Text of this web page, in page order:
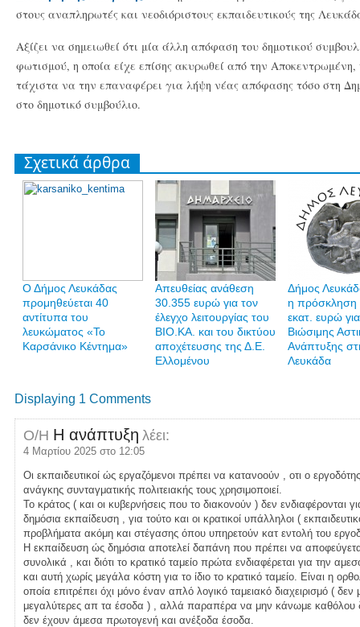
στους αναπληρωτές και νεοδιόριστους εκπαιδευτικούς της
Αξίζει να σημειωθεί ότι μία άλλη απόφαση του δημοτικού
φωτισμού, η οποία είχε επίσης ακυρωθεί από την
τάχιστα να την επαναφέρει για λήψη νέας απόφασης τόσο στη
στο δημοτικό συμβούλιο.
Σχετικά άρθρα
Ο Δήμος Λευκάδας
προμηθεύεται 40
αντίτυπα του
λευκώματος «Το
Καρσάνικο Κέντημα»
Απευθείας ανάθεση
30.355 ευρώ για τον
έλεγχο λειτουργίας του
ΒΙΟ.ΚΑ. και του δικτύου
αποχέτευσης της Δ.Ε.
Ελλομένου
Δήμος
η πρόσκληση
εκατ. ευρώ
Βιώσιμης
Ανάπτυξης
Λευκάδα
Displaying 1 Comments
Ο/Η Η ανάπτυξη λέει:
4 Μαρτίου 2025 στο 12:05
Οι εκπαιδευτικοί ώς εργαζόμενοι πρέπει να κατανοούν , οτι ο
ανάγκης συνταγματικής πολιτειακής τους χρησιμοποιεί.
Το κράτος ( και οι κυβερνήσεις που το διακονούν ) δεν
δημόσια εκπαίδευση , για τούτο και οι κρατικοί υπάλληλοι (
προβλήματα ακόμη και στέγασης όπου υπηρετούν κατ εντολή του
Η εκπαίδευση ώς δημόσια αποτελεί δαπάνη που πρέπει να
συνολικά , και διότι το κρατικό ταμείο πρώτα ενδιαφέρεται για την
και αυτή χωρίς μεγάλα κόστη για το ίδιο το κρατικό ταμείο. Είναι η
οποία επιτρέπει όχι μόνο έναν απλό λογικό ταμειακό διαχειρισμό (
μεγαλύτερες απ τα έσοδα ) , αλλά παραπέρα να μην κάνωμε καθόλου
δεν έχουν άμεσα πρωτογενή και ανέξοδα έσοδα.